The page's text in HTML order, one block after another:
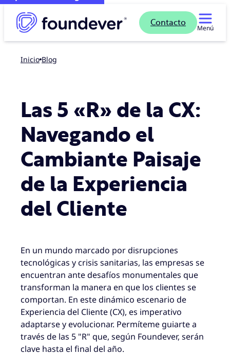
Contacto
Menú
Inicio blog
Las 5 «R» de la CX:
Navegando el
Cambiante Paisaje
de la Experiencia
del Cliente
En un mundo marcado por disrupciones
tecnológicas y crisis sanitarias, las empresas se
encuentran ante desafíos monumentales que
transforman la manera en que los clientes se
comportan. En este dinámico escenario de
Experiencia del Cliente (CX), es imperativo
adaptarse y evolucionar. Permíteme guiarte a
través de las 5 "R" que, según Foundever, serán
clave hasta el final del año.